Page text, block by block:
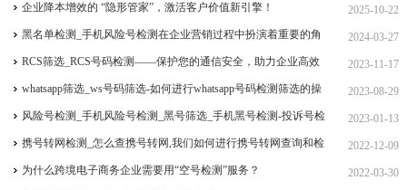
2025-10-22
企业降本增效的 “隐形管家”，激活客户价值新引擎！
2024-03-27
黑名单检测_手机风险号检测在企业营销过程中扮演着重要的角
色！ 2023-11-17
RCS筛选_RCS号码检测——保护您的通信安全，助力企业高效
运营！ 2023-08-29
whatsapp筛选_ws号码筛选-如何进行whatsapp号码检测筛选的操
作流程，whatsapp如何筛选活跃用户？ 2023-01-13
风险号检测_手机风险号检测_黑号筛选_手机黑号检测-投诉号检
测服务如何操作？ 2022-12-09
携号转网检测_怎么查携号转网,我们如何进行携号转网查询和检
测 2022-03-30
为什么跨境电子商务企业需要用“空号检测”服务？